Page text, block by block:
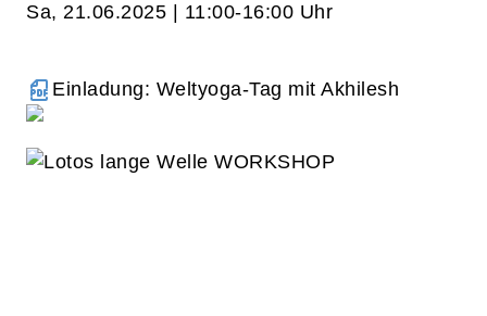
Sa, 21.06.2025 | 11:00-16:00 Uhr
Einladung: Weltyoga-Tag mit Akhilesh